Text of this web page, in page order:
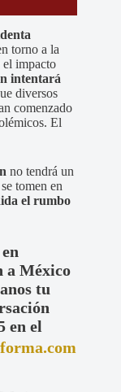
torno a la
el impacto
intentará
diversos
comenzado
El
no tendrá un
tomen en
el rumbo
a México
tu
en el